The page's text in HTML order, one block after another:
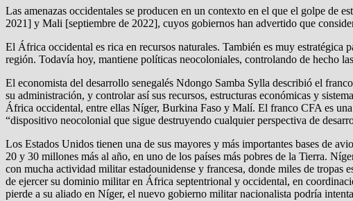
Las amenazas occidentales se producen en un contexto en el que el golpe de
2021] y Mali [septiembre de 2022], cuyos gobiernos han advertido que
El África occidental es rica en recursos naturales. También es muy
región. Todavía hoy, mantiene políticas neocoloniales, controlando de hecho
El economista del desarrollo senegalés Ndongo Samba Sylla describió el
su administración, y controlar así sus recursos, estructuras económicas y
África occidental, entre ellas Níger, Burkina Faso y Malí. El franco CFA es
“dispositivo neocolonial que sigue destruyendo cualquier perspectiva de
Los Estados Unidos tienen una de sus mayores y más importantes bases de
20 y 30 millones más al año, en uno de los países más pobres de la Tierra.
con mucha actividad militar estadounidense y francesa, donde miles de tropas
de ejercer su dominio militar en África septentrional y occidental, en
pierde a su aliado en Níger, el nuevo gobierno militar nacionalista podría